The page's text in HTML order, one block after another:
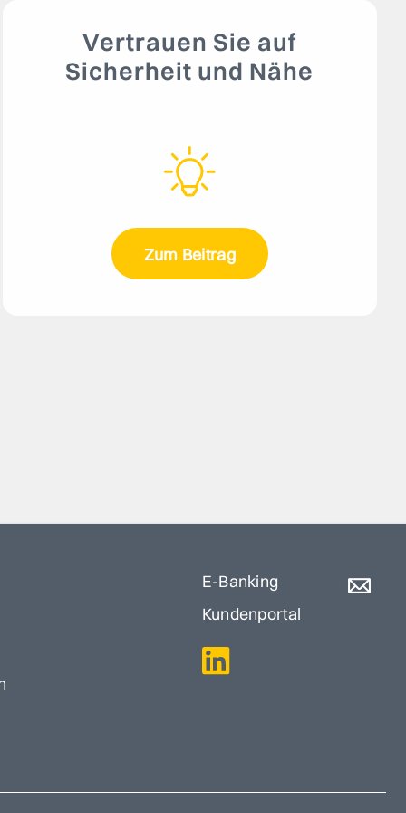
Vertrauen Sie auf
Sicherheit und Nähe
Zum Beitrag
E-Banking
Kundenportal